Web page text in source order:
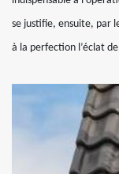
se justifie, ensuite, par
à la perfection l’éclat